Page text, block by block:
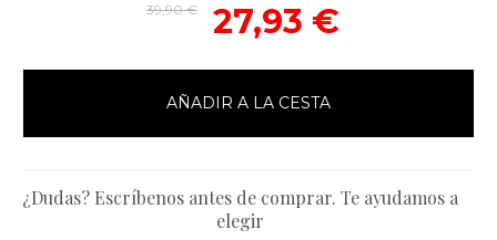
39,90 € 27,93 €
AÑADIR A LA CESTA
¿Dudas? Escríbenos antes de comprar. Te ayudamos a
elegir